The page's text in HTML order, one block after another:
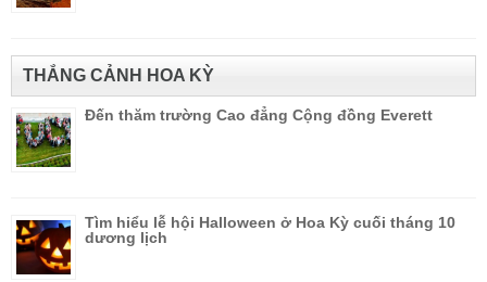
THẮNG CẢNH HOA KỲ
Đến thăm trường Cao đẳng Cộng đồng Everett
Tìm hiểu lễ hội Halloween ở Hoa Kỳ cuối tháng 10
dương lịch